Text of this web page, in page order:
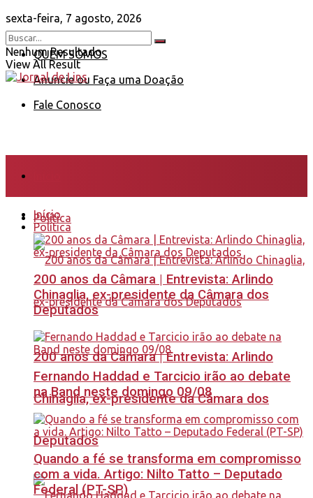
sexta-feira, 7 agosto, 2026
QUEM SOMOS
Anuncie ou Faça uma Doação
Fale Conosco
Nenhum Resultado
View All Result
Política
200 anos da Câmara | Entrevista: Arlindo
Chinaglia, ex-presidente da Câmara dos
Deputados
Início
Política
200 anos da Câmara | Entrevista: Arlindo
Chinaglia, ex-presidente da Câmara dos
Deputados
Fernando Haddad e Tarcicio irão ao debate
na Band neste domingo 09/08
Quando a fé se transforma em compromisso
com a vida. Artigo: Nilto Tatto – Deputado
Federal (PT-SP)